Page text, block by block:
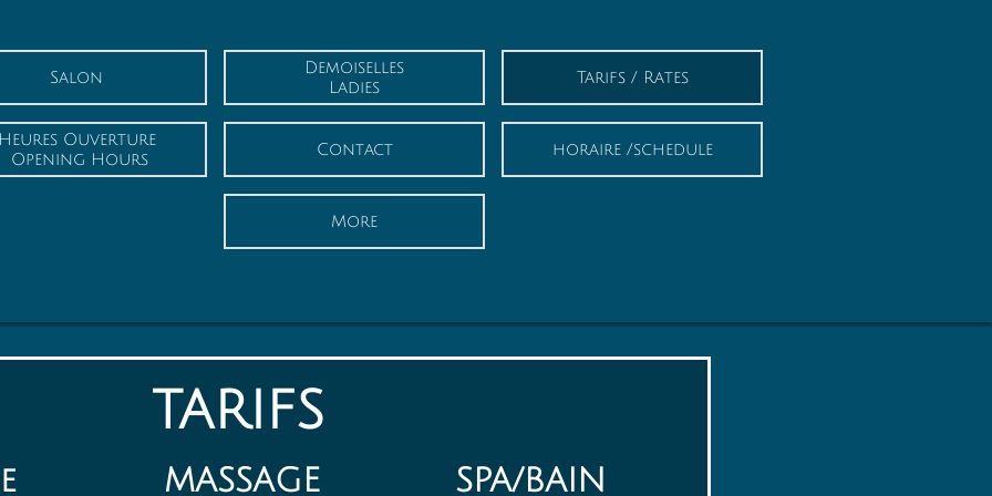
Salon
Demoiselles
Ladies
Tarifs / Rates
Ouverture
Opening Hours
Contact horaire /schedule
More
TARIFS
MASSAGE SPA/BAIN